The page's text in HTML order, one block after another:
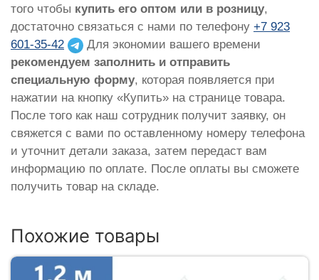
того чтобы купить его оптом или в розницу,
достаточно связаться с нами по телефону +7 923
601-35-42
Для экономии вашего времени
рекомендуем заполнить и отправить
специальную форму, которая появляется при
нажатии на кнопку «Купить» на странице товара.
После того как наш сотрудник получит заявку, он
свяжется с вами по оставленному номеру телефона
и уточнит детали заказа, затем передаст вам
информацию по оплате. После оплаты вы сможете
получить товар на складе.
Похожие товары